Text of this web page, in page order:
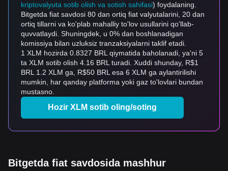
kriptovalyuta sotib olish va sotish sahifasi) foydalaning.
Bitgetda fiat savdosi 80 dan ortiq fiat valyutalarini, 20 dan
ortiq tillarni va ko'plab mahalliy to'lov usullarini qo'llab-
quvvatlaydi. Shuningdek, u 0% dan boshlanadigan
komissiya bilan uzluksiz tranzaksiyalarni taklif etadi.
1 XLM hozirda 0.8327 BRL qiymatida baholanadi, ya'ni 5
ta XLM sotib olish 4.16 BRL turadi. Xuddi shunday, R$1
BRL 1.2 XLM ga, R$50 BRL esa 6 XLM ga aylantirilishi
mumkin, har qanday platforma yoki gaz to'lovlari bundan
mustasno.
Hozir XLM sotib oling/soting
Bitgetda fiat savdosida mashhur